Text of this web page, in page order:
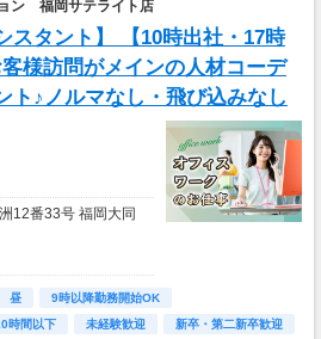
ン 福岡サテライト店
スタント】 【10時出社・17時
様訪問がメインの人材コーデ
ト♪ノルマなし・飛び込みなし
12番33号 福岡大同
昼
9時以降勤務開始OK
時間以下 未経験歓迎 新卒・第二新卒歓迎